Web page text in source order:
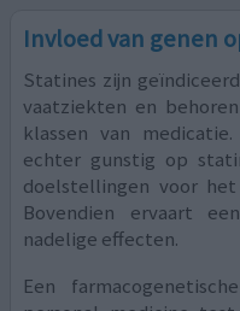
Invloed van genen
Statines zijn
vaatziekten en
klassen van
echter gunstig op
doelstellingen voor
Bovendien ervaart
nadelige effecten.
Een